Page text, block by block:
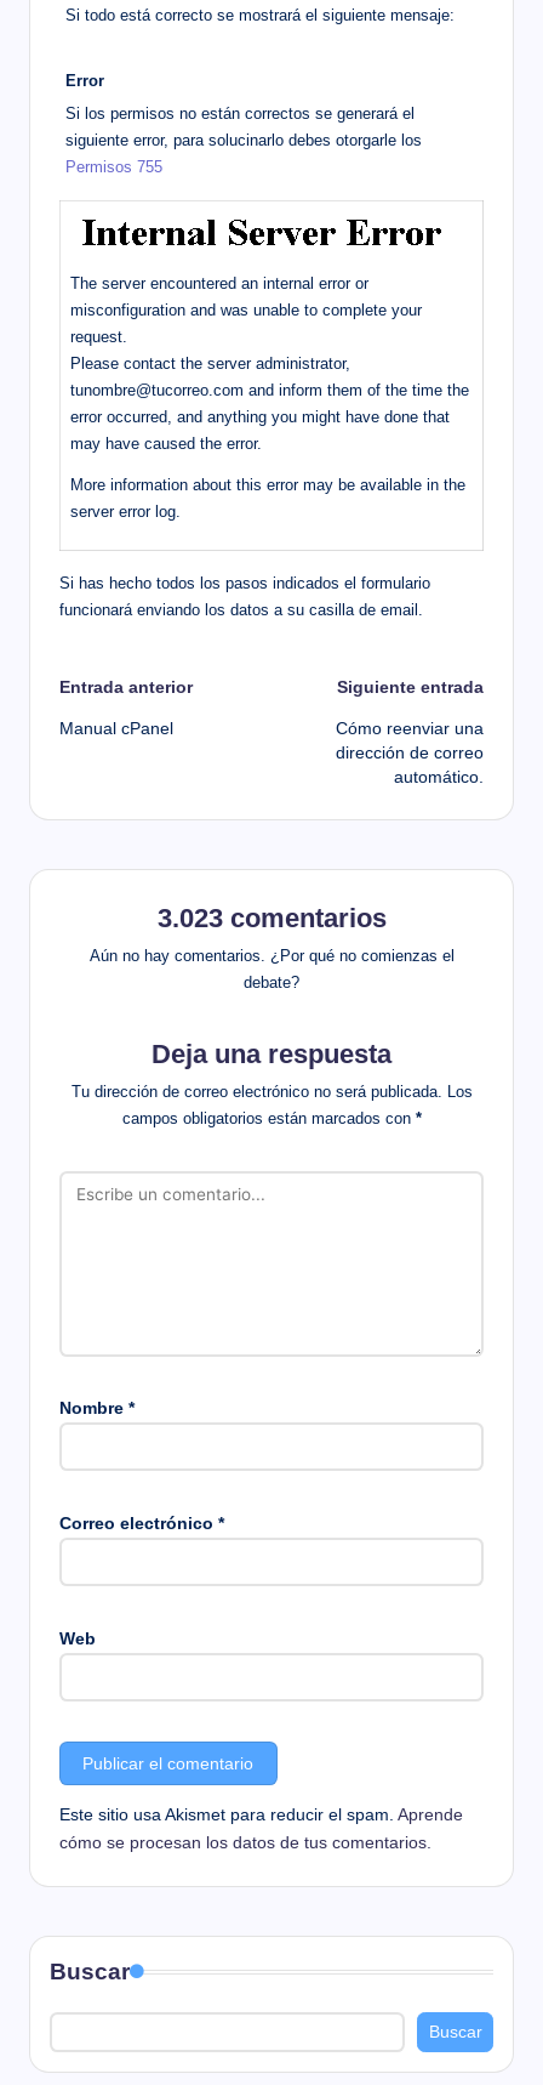
Si todo está correcto se mostrará el siguiente mensaje:
Error
Si los permisos no están correctos se generará el
siguiente error, para solucinarlo debes otorgarle los
Permisos 755
The server encountered an internal error or
misconfiguration and was unable to complete your
request.
Please contact the server administrator,
tunombre@tucorreo.com and inform them of the time the
error occurred, and anything you might have done that
may have caused the error.
More information about this error may be available in the
server error log.
Si has hecho todos los pasos indicados el formulario
funcionará enviando los datos a su casilla de email.
Navegación
de
Entrada anterior
Manual cPanel
Siguiente entrada
Cómo reenviar una
dirección de correo
automático.
3.023 comentarios
Aún no hay comentarios. ¿Por qué no comienzas el
debate?
Deja una respuesta
Tu dirección de correo electrónico no será publicada.
Los
campos obligatorios están marcados con *
Nombre *
Correo electrónico *
Web
Este sitio usa Akismet para reducir el spam. Aprende
cómo se procesan los datos de tus comentarios.
Buscar
Buscar